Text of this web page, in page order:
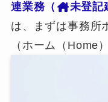
連業務（
未登記
は、まずは事務所
（ホーム（Home